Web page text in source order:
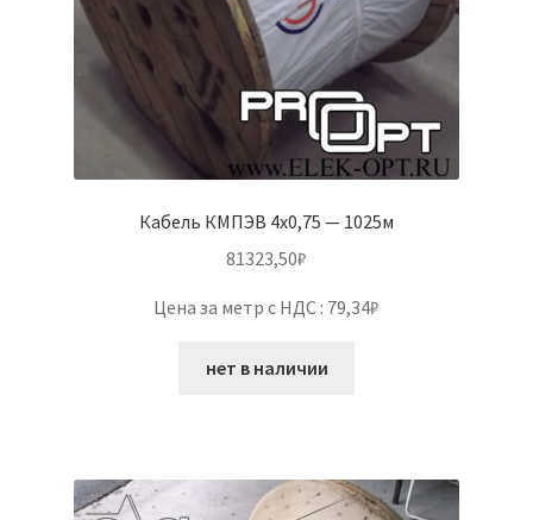
Кабель КМПЭВ 4х0,75 — 1025м
81323,50₽
Цена за метр с НДС : 79,34₽
нет в наличии